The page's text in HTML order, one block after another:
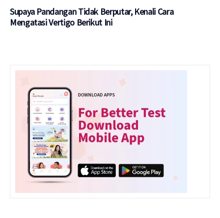
Supaya Pandangan Tidak Berputar, Kenali Cara
Mengatasi Vertigo Berikut Ini